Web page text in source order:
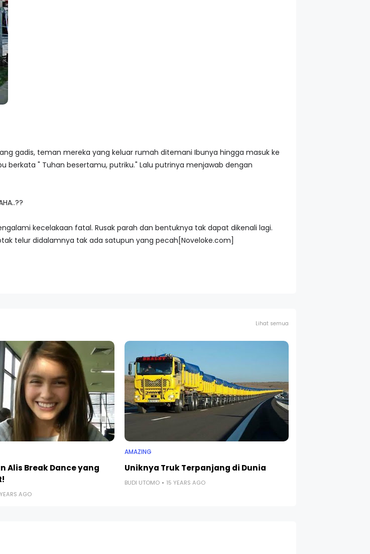
gadis, teman mereka yang keluar rumah ditemani Ibunya hingga masuk ke
berkata " Tuhan besertamu, putriku." Lalu putrinya menjawab dengan
kecelakaan fatal. Rusak parah dan bentuknya tak dapat dikenali lagi.
telur didalamnya tak ada satupun yang pecah[Noveloke.com]
Lihat semua
Alis Break Dance yang
AGO
AMAZING
Uniknya Truk Terpanjang di Dunia
BUDI UTOMO 15 YEARS AGO